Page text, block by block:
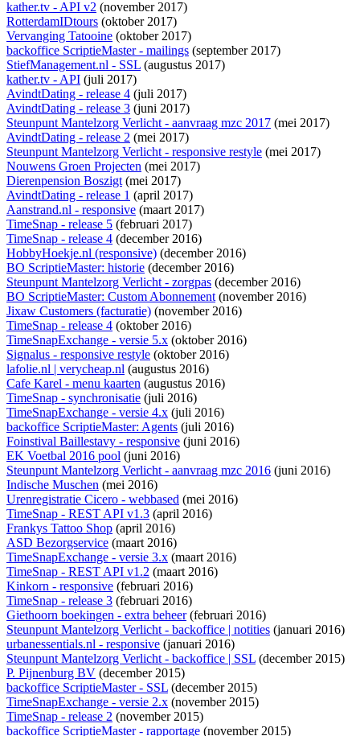
kather.tv - API v2 (november 2017)
RotterdamIDtours (oktober 2017)
Vervanging Tatooine (oktober 2017)
backoffice ScriptieMaster - mailings (september 2017)
StiefManagement.nl - SSL (augustus 2017)
kather.tv - API (juli 2017)
AvindtDating - release 4 (juli 2017)
AvindtDating - release 3 (juni 2017)
Steunpunt Mantelzorg Verlicht - aanvraag mzc 2017 (mei 2017)
AvindtDating - release 2 (mei 2017)
Steunpunt Mantelzorg Verlicht - responsive restyle (mei 2017)
Nouwens Groen Projecten (mei 2017)
Dierenpension Boszigt(mei 2017)
AvindtDating - release 1 (april 2017)
Aanstrand.nl - responsive (maart 2017)
TimeSnap - release 5 (februari 2017)
TimeSnap - release 4 (december 2016)
HobbyHoekje.nl (responsive) (december 2016)
BO ScriptieMaster: historie (december 2016)
Steunpunt Mantelzorg Verlicht - zorgpas (december 2016)
BO ScriptieMaster: Custom Abonnement(november 2016)
Jixaw Customers (facturatie) (november 2016)
TimeSnap - release 4 (oktober 2016)
TimeSnapExchange - versie 5.x (oktober 2016)
Signalus - responsive restyle (oktober 2016)
lafolie.nl | verycheap.nl (augustus 2016)
Cafe Karel - menu kaarten (augustus 2016)
TimeSnap - synchronisatie (juli 2016)
TimeSnapExchange - versie 4.x (juli 2016)
backoffice ScriptieMaster: Agents (juli 2016)
Foinstival Baillestavy - responsive (juni 2016)
EK Voetbal 2016 pool (juni 2016)
Steunpunt Mantelzorg Verlicht - aanvraag mzc 2016 (juni 2016)
Indische Muschen (mei 2016)
Urenregistratie Cicero - webbased (mei 2016)
TimeSnap - REST API v1.3 (april 2016)
Frankys Tattoo Shop (april 2016)
ASD Bezorgservice (maart 2016)
TimeSnapExchange - versie 3.x (maart 2016)
TimeSnap - REST API v1.2 (maart 2016)
Kinkorn - responsive (februari 2016)
TimeSnap - release 3 (februari 2016)
Giethoorn boekingen - extra beheer(februari 2016)
Steunpunt Mantelzorg Verlicht - backoffice | notities (januari 2016)
urbanessentials.nl - responsive (januari 2016)
Steunpunt Mantelzorg Verlicht - backoffice | SSL (december 2015)
P. Pijnenburg BV (december 2015)
backoffice ScriptieMaster - SSL (december 2015)
TimeSnapExchange - versie 2.x (november 2015)
TimeSnap - release 2 (november 2015)
backoffice ScriptieMaster - rapportage (november 2015)